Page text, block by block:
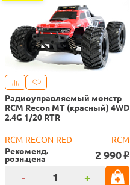
Радиоуправляемый монстр
RCM Recon MT (красный) 4WD
2.4G 1/20 RTR
RCM-RECON-RED
RCM
Рекоменд.
розн.цена 2 990 o
- +